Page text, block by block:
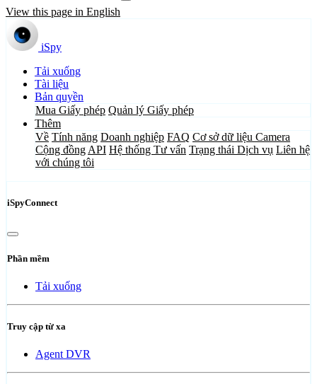
View this page in English
iSpy
Tải xuống
Tài liệu
Bản quyền
Mua Giấy phép Quản lý Giấy phép
Thêm
Về Tính năng Doanh nghiệp FAQ Cơ sở dữ liệu Camera
Cộng đồng API Hệ thống Tư vấn Trạng thái Dịch vụ Liên hệ
với chúng tôi
iSpyConnect
Phần mềm
Tải xuống
Truy cập từ xa
Agent DVR